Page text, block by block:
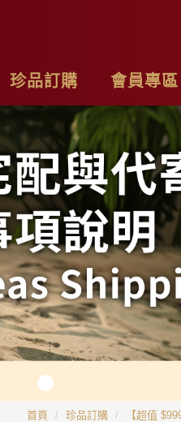
珍品訂購 會員專區
基本資料
購物車
我的訂單
首頁 珍品訂購 【超值